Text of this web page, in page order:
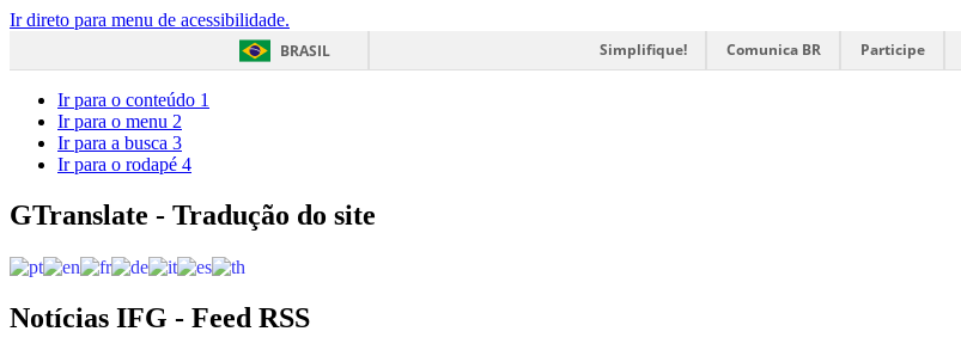
Ir direto para menu de acessibilidade.
BRASIL
Simplifique! Comunica BR Participe
Ir para o conteúdo 1
Ir para o menu 2
Ir para a busca 3
Ir para o rodapé 4
GTranslate - Tradução do site
Notícias IFG - Feed RSS